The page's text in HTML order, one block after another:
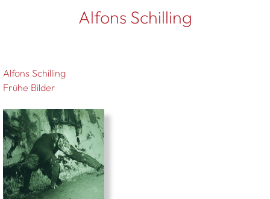
Alfons Schilling
Alfons Schilling
Frühe Bilder